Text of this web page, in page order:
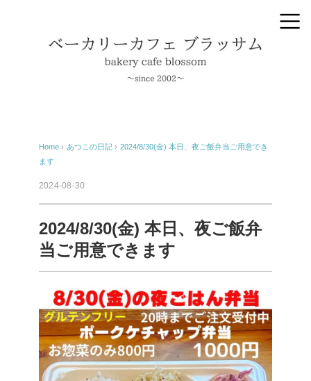
Home › あつこの日記 › 2024/8/30(金) 本日、夜ご飯弁当ご用意でき
ます
2024-08-30
2024/8/30(金) 本日、夜ご飯弁
当ご用意できます